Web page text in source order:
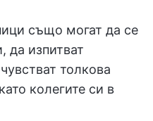
също могат да се
да изпитват
толкова
колегите си в